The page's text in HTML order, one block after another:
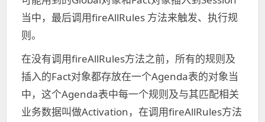
当中，最后调用fireAllRules 方法来触发、执行规
则。
在没有调用fireAllRules方法之前，所有的规则及
插入的Fact对象都存放在一个Agenda表的对象当
中，这个Agenda表中每一个规则及与其匹配相关
业务数据叫做Activation，在调用fireAllRules方法